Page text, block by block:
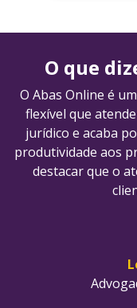
O que
O Abas Online é
flexível que
jurídico e acaba
produtividade aos
destacar que o